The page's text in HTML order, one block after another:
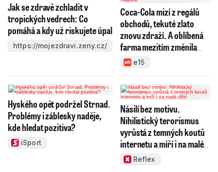
Jak se zdravě zchladit v
tropických vedrech: Co
pomáhá a kdy už riskujete úpal
https://mojezdravi.zeny.cz/
Coca-Cola mizí z regálů
obchodů, tekuté zlato
znovu zdraží. A oblíbená
farma mezitím změnila
majitele
e15
Hyského opět podržel Strnad.
Problémy i záblesky naděje,
kde hledat pozitiva?
iSport
Násilí bez motivu.
Nihilistický terorismus
vyrůstá z temných koutů
internetu a míří i na malé
dětiReflex